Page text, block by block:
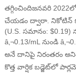
తగ్గించిందిజనవరి 2022లో
చేయడం ద్వారా. నికోటిన్
(U.S. సమానం: $0.19)
â‚¬0.13/mL నుండి
అనే దానిపై నిరంతరం
కొత్త వార్షిక బడ్జెట్‌లో